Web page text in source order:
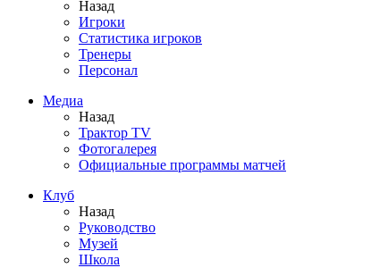
Назад
Игроки
Статистика игроков
Тренеры
Персонал
Медиа
Назад
Трактор TV
Фотогалерея
Официальные программы матчей
Клуб
Назад
Руководство
Музей
Школа